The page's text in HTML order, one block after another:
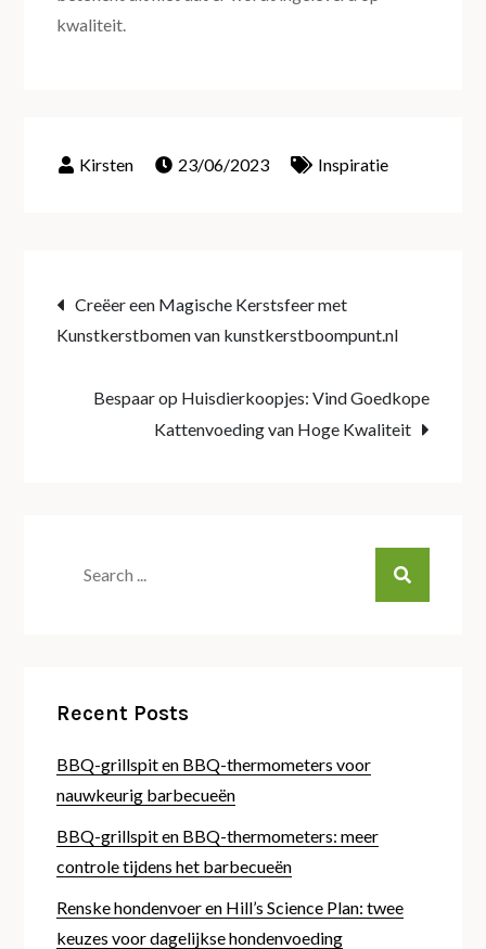
kwaliteit.
23/06/2023 Inspiratie
Post
navigation
Creëer een Magische Kerstsfeer met
Kunstkerstbomen van kunstkerstboompunt.nl
Bespaar op Huisdierkoopjes: Vind Goedkope
Kattenvoeding van Hoge Kwaliteit
Recent Posts
BBQ-grillspit en BBQ-thermometers voor
nauwkeurig barbecueën
BBQ-grillspit en BBQ-thermometers: meer
controle tijdens het barbecueën
Renske hondenvoer en Hill’s Science Plan: twee
keuzes voor dagelijkse hondenvoeding